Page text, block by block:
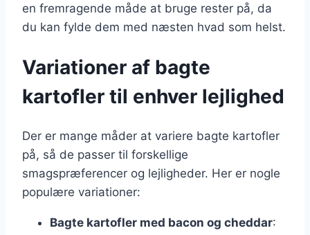
en fremragende måde at bruge rester på, da
du kan fylde dem med næsten hvad som helst.
Variationer af bagte
kartofler til enhver lejlighed
Der er mange måder at variere bagte kartofler
på, så de passer til forskellige
smagspræferencer og lejligheder. Her er nogle
populære variationer:
Bagte kartofler med bacon og cheddar: